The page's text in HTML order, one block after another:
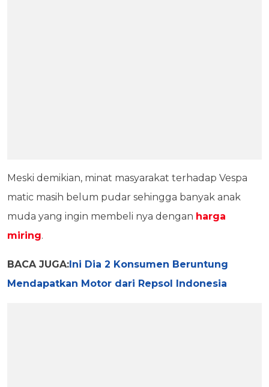
Meski demikian, minat masyarakat terhadap Vespa
matic masih belum pudar sehingga banyak anak
muda yang ingin membeli nya dengan harga
miring.
BACA JUGA:Ini Dia 2 Konsumen Beruntung
Mendapatkan Motor dari Repsol Indonesia